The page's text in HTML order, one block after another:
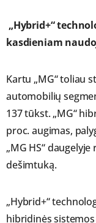
„Hybrid+“
kasdieniam
Kartu „MG“ toliau
automobilių
137 tūkst. „MG“
proc. augimas,
„MG HS“
dešimtuką.
„Hybrid+“
hibridinės